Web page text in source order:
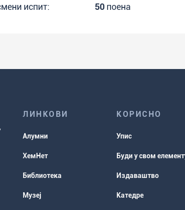
испит: 50 поена
ЛИНКОВИ
Алумни
ХемНет
Библиотека
Музеј
КОРИСНО
Упис
Буди у свом
Издаваштво
Катедре